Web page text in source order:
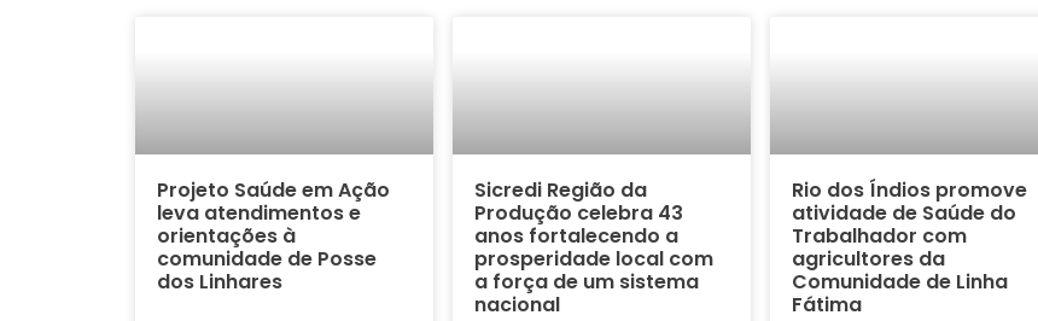
Projeto Saúde em Ação
leva atendimentos e
orientações à
comunidade de Posse
dos Linhares
Sicredi Região da
Produção celebra 43
anos fortalecendo a
prosperidade local com
a força de um sistema
nacional
Rio dos Índios promove
atividade de Saúde do
Trabalhador com
agricultores da
Comunidade de Linha
Fátima